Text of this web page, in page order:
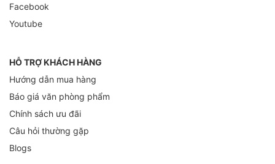
Facebook
Youtube
HỖ TRỢ KHÁCH HÀNG
Hướng dẫn mua hàng
Báo giá văn phòng phẩm
Chính sách ưu đãi
Câu hỏi thường gặp
Blogs